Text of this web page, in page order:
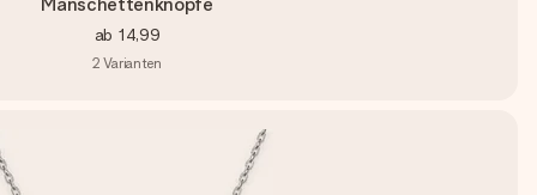
ab 14,99
2 Varianten